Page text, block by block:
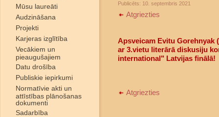
Mūsu laureāti
Audzināšana
Projekti
Karjeras izglītība
Vecākiem un
pieaugušajiem
Datu drošība
Publiskie iepirkumi
Normatīvie akti un
attīstības plānošanas
dokumenti
Sadarbība
Publicēts: 10. septembris 2021
Atgriezties
Apsveicam Evitu Gorehnyak
ar 3.vietu literārā diskusiju
international" Latvijas finālā!
Atgriezties